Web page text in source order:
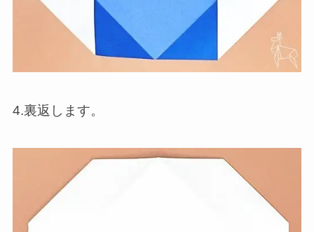
4.裏返します。